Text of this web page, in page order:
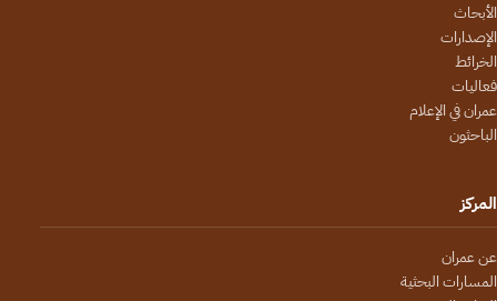
الأبحاث
الإصدارات
الخرائط
فعاليات
عمران في الإعلام
الباحثون
المركز
عن عمران
المسارات البحثية